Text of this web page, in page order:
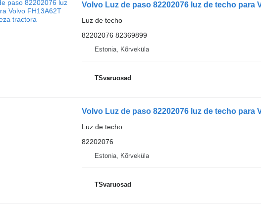
Volvo Luz de paso 82202076 luz de techo para
Luz de techo
82202076 82369899
Estonia, Kõrveküla
TSvaruosad
Volvo Luz de paso 82202076 luz de techo para
Luz de techo
82202076
Estonia, Kõrveküla
TSvaruosad